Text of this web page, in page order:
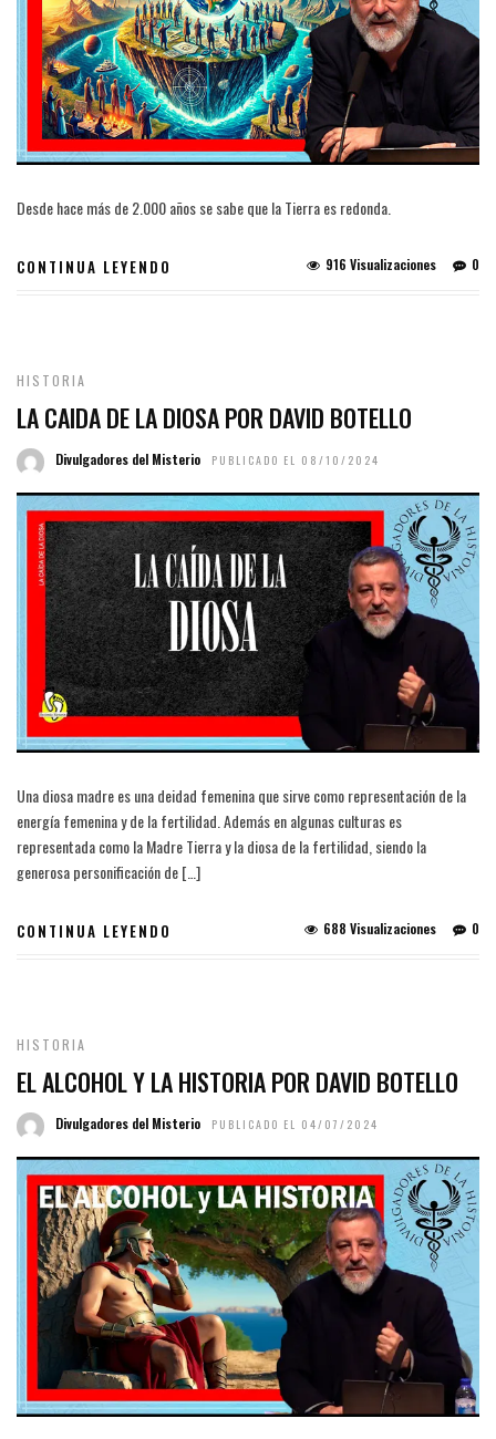
Desde hace más de 2.000 años se sabe que la Tierra es redonda.
CONTINUA LEYENDO 0
916 Visualizaciones
HISTORIA
LA CAIDA DE LA DIOSA POR DAVID BOTELLO
Divulgadores del Misterio PUBLICADO EL 08/10/2024
Una diosa madre es una deidad femenina que sirve como representación de la
energía femenina y de la fertilidad. Además en algunas culturas es
representada como la Madre Tierra y la diosa de la fertilidad, siendo la
generosa personificación de […]
CONTINUA LEYENDO 0
688 Visualizaciones
HISTORIA
EL ALCOHOL Y LA HISTORIA POR DAVID BOTELLO
Divulgadores del Misterio PUBLICADO EL 04/07/2024